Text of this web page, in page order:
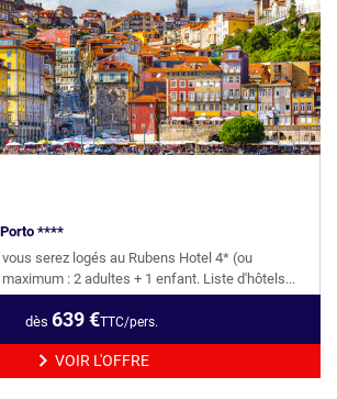
****
serez logés au Rubens Hotel 4* (ou
: 2 adultes + 1 enfant. Liste d'hôtels...
dès 639€TTC/pers.
VOIR L'OFFRE